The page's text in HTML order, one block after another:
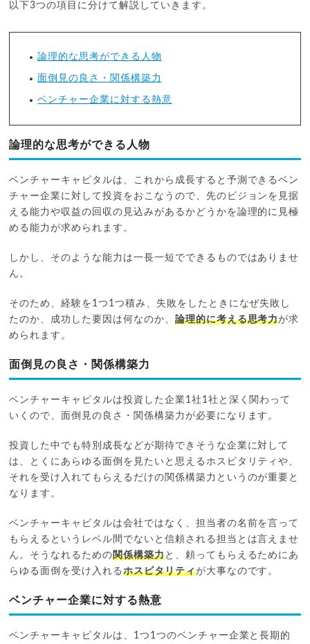
以下3つの項目に分けて解説していきます。
論理的な思考ができる人物
面倒見の良さ・関係構築力
ベンチャー企業に対する熱意
論理的な思考ができる人物
ベンチャーキャピタルは、これから成長すると予測できるベン
チャー企業に対して投資をおこなうので、先のビジョンを見据
える能力や収益の回収の見込みがあるかどうかを論理的に見極
める能力が求められます。
しかし、そのような能力は一長一短でできるものではありませ
ん。
そのため、経験を1つ1つ積み、失敗をしたときになぜ失敗し
たのか、成功した要因は何なのか、 論理的に考える思考力が求
められます。
面倒見の良さ・関係構築力
ベンチャーキャピタルは投資した企業1社1社と深く関わって
いくので、面倒見の良さ・関係構築力が必要になります。
投資した中でも特別成長などが期待できそうな企業に対して
は、とくにあらゆる面倒を見たいと思えるホスピタリティや、
それを受け入れてもらえるだけの関係構築力というのが重要と
なります。
ベンチャーキャピタルは会社ではなく、担当者の名前を言って
もらえるというレベル間でないと信頼される担当とは言えませ
ん。そうなれるための関係構築力と、頼ってもらえるためにあ
らゆる面倒を受け入れる ホスピタリティが大事なのです。
ベンチャー企業に対する熱意
ベンチャーキャピタルは、1つ1つのベンチャー企業と長期的